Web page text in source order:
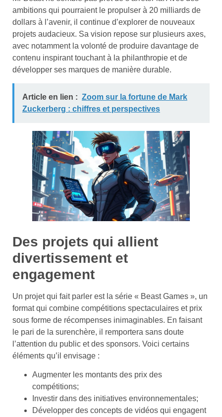
ambitions qui pourraient le propulser à 20 milliards de
dollars à l’avenir, il continue d’explorer de nouveaux
projets audacieux. Sa vision repose sur plusieurs axes,
avec notamment la volonté de produire davantage de
contenu inspirant touchant à la philanthropie et de
développer ses marques de manière durable.
Article en lien : Zoom sur la fortune de Mark
Zuckerberg : chiffres et perspectives
Des projets qui allient
divertissement et
engagement
Un projet qui fait parler est la série « Beast Games », un
format qui combine compétitions spectaculaires et prix
sous forme de récompenses inimaginables. En faisant
le pari de la surenchère, il remportera sans doute
l’attention du public et des sponsors. Voici certains
éléments qu’il envisage :
Augmenter les montants des prix des
compétitions;
Investir dans des initiatives environnementales;
Développer des concepts de vidéos qui engagent